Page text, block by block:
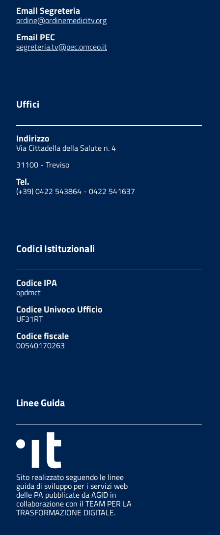
Email Segreteria
ordine@ordinemedicitv.org
Email PEC
segreteria.tv@pec.omceo.it
Uffici
Indirizzo
Via Cittadella della Salute n. 4
31100 - Treviso
Tel.
(+39) 0422 543864 - 0422 541637
Codici Istituzionali
Codice IPA
opdmct
Codice Univoco Ufficio
UF31RT
Codice fiscale
00540170263
Linee Guida
Sito realizzato seguendo le linee
guida di sviluppo per i servizi web
delle PA pubblicate da AGID in
collaborazione con il TEAM PER LA
TRASFORMAZIONE DIGITALE.